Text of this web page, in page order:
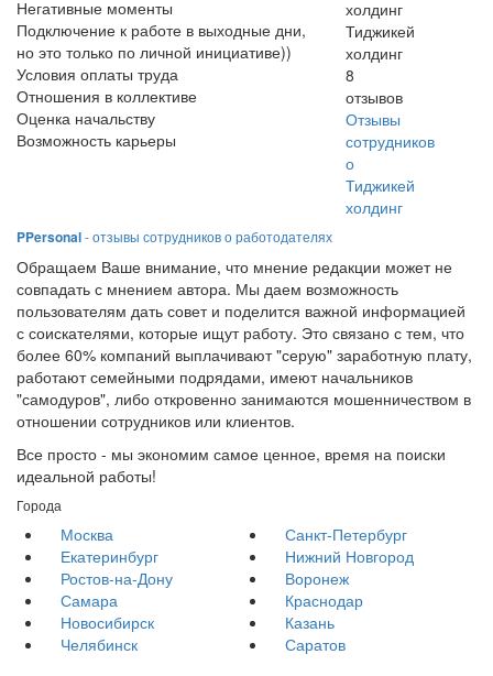
Негативные моменты
Подключение к работе в выходные дни,
но это только по личной инициативе))
Условия оплаты труда
Отношения в коллективе
Оценка начальству
Возможность карьеры
Тиджикей
холдинг
8
отзывов
Отзывы
сотрудников
о
Тиджикей
холдинг
PPersonal- отзывы сотрудников о работодателях
Обращаем Ваше внимание, что мнение редакции может не
совпадать с мнением автора. Мы даем возможность
пользователям дать совет и поделится важной информацией
с соискателями, которые ищут работу. Это связано с тем, что
более 60% компаний выплачивают "серую" заработную плату,
работают семейными подрядами, имеют начальников
"самодуров", либо откровенно занимаются мошенничеством в
отношении сотрудников или клиентов.
Все просто - мы экономим самое ценное, время на поиски
идеальной работы!
Города
Москва
Санкт-Петербург
Екатеринбург
Нижний Новгород
Ростов-на-Дону
Воронеж
Самара
Краснодар
Новосибирск
Казань
Челябинск
Саратов